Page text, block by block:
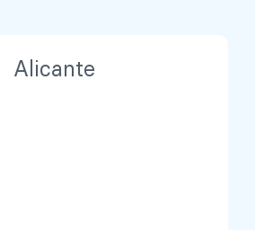
Alicante